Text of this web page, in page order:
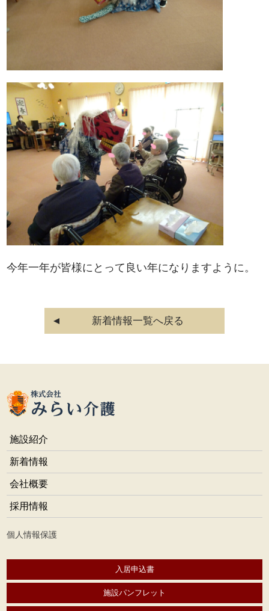
今年一年が皆様にとって良い年になりますように。
新着情報一覧へ戻る
施設紹介
新着情報
会社概要
採用情報
個人情報保護
入居申込書
施設パンフレット